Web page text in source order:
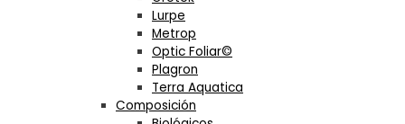
Lurpe
Metrop
Optic Foliar©
Plagron
Terra Aquatica
Composición